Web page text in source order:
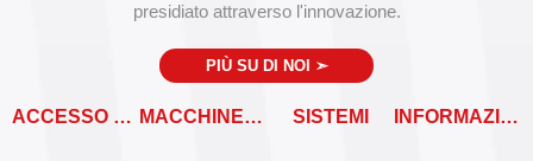
presidiato attraverso l'innovazione.
PIÙ SU DI NOI ➣
ACCESSO RAPIDO MACCHINE VENDITRICI SISTEMI INFORMAZIONI